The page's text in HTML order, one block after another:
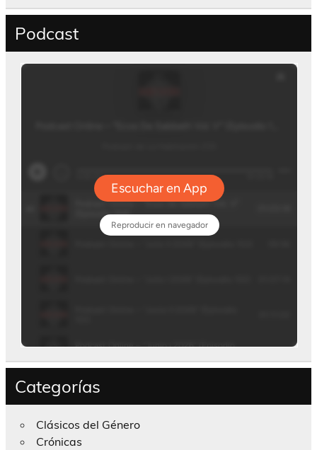
Podcast
Categorías
Clásicos del Género
Crónicas